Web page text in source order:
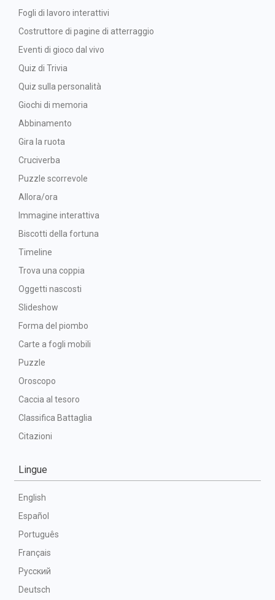
Fogli di lavoro interattivi
Costruttore di pagine di atterraggio
Eventi di gioco dal vivo
Quiz di Trivia
Quiz sulla personalità
Giochi di memoria
Abbinamento
Gira la ruota
Cruciverba
Puzzle scorrevole
Allora/ora
Immagine interattiva
Biscotti della fortuna
Timeline
Trova una coppia
Oggetti nascosti
Slideshow
Forma del piombo
Carte a fogli mobili
Puzzle
Oroscopo
Caccia al tesoro
Classifica Battaglia
Citazioni
Lingue
English
Español
Português
Français
Русский
Deutsch